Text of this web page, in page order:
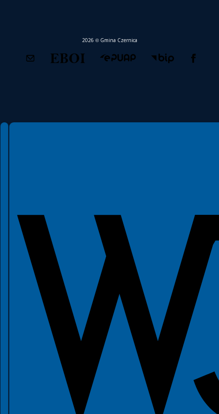
2026 © Gmina Czernica
Spełniamy standardy WCAG 2.2
Spełniamy standardy W3C